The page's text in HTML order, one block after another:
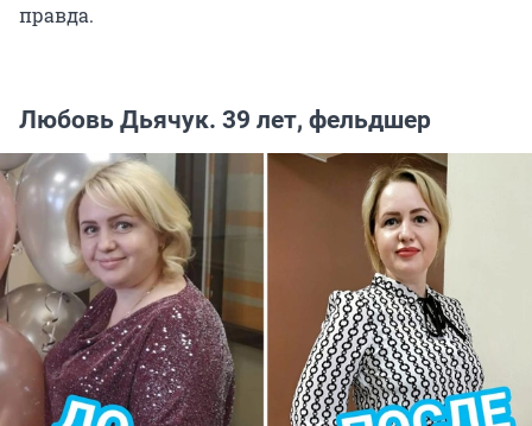
правда.
Любовь Дьячук. 39 лет, фельдшер